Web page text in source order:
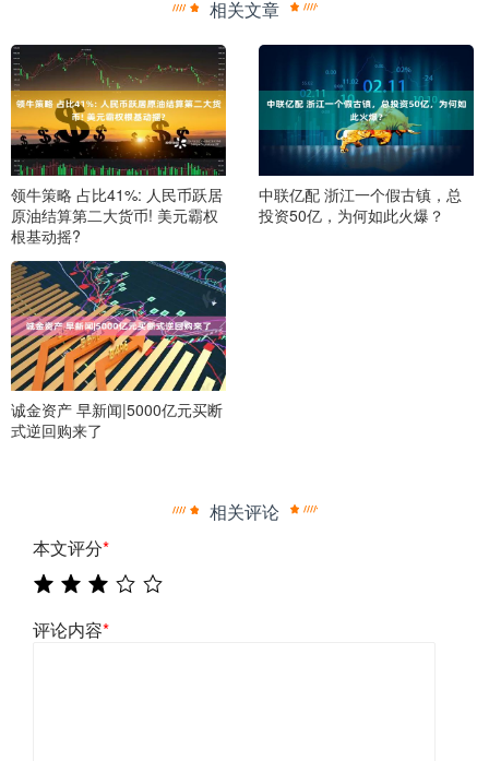
相关文章
领牛策略 占比41%: 人民币跃居
原油结算第二大货币! 美元霸权
根基动摇?
中联亿配 浙江一个假古镇，总
投资50亿，为何如此火爆？
诚金资产 早新闻|5000亿元买断
式逆回购来了
相关评论
本文评分*
评论内容*